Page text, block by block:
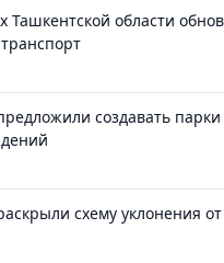
Ташкентской области
создавать парки
схему уклонения от